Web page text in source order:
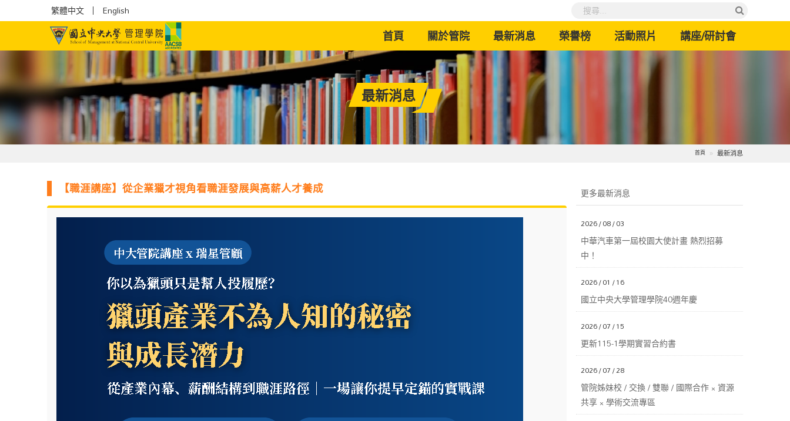
繁體中文 English
首頁(current)關於管院 最新消息 榮譽榜 活動照片 講座/研討會
最新消息
首頁 最新消息
【職涯講座】從企業獵才視角看職涯發展與高薪人才養成 更多最新消息
2026 / 08 / 03
中華汽車第一屆校園大使計畫 熱烈招募
中！
2026 / 01 / 16
國立中央大學管理學院40週年慶
2026 / 07 / 15
更新115-1學期實習合約書
2026 / 07 / 28
管院姊妹校 / 交換 / 雙聯 / 國際合作 × 資源
共享 × 學術交流專區